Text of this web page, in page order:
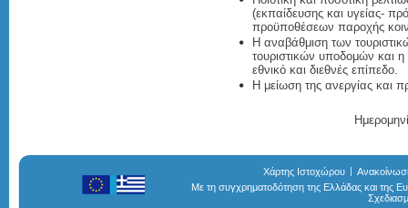
(εκπαίδευσης και υγείας-
προϋποθέσεων παροχής
Η αναβάθμιση των
τουριστικών υποδομών και
εθνικό και διεθνές επίπεδο.
Η μείωση της ανεργίας και
Χάρτης Ιστοχώρου
Με τη συγχρηματοδότηση της Ελλάδας και της